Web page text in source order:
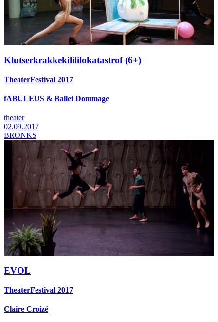
Klutserkrakkekilililokatastrof (6+)
TheaterFestival 2017
fABULEUS & Ballet Dommage
theater
02.09.2017
BRONKS
EVOL
TheaterFestival 2017
Claire Croizé